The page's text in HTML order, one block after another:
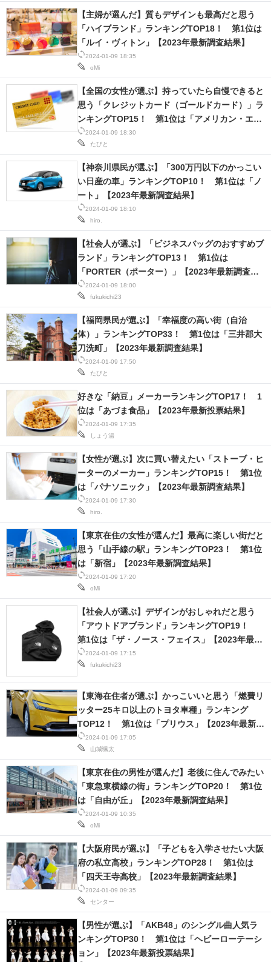
2024-01-09 18:35
oMi
【主婦が選んだ】質もデザインも最高だと思う
「ハイブランド」ランキングTOP18！ 第1位は
「ルイ・ヴィトン」【2023年最新調査結果】
2024-01-09 18:30
たびと
【全国の女性が選ぶ】持っていたら自慢できると
思う「クレジットカード（ゴールドカード）」ラ
ンキングTOP15！ 第1位は「アメリカン・エキ
スプレス・ゴールド・カード」【2023年最新調
査結果】
2024-01-09 18:10
hiro.
【神奈川県民が選ぶ】「300万円以下のかっこい
い日産の車」ランキングTOP10！ 第1位は「ノ
ート」【2023年最新調査結果】
2024-01-09 18:00
fukukichi23
【社会人が選ぶ】「ビジネスバッグのおすすめブ
ランド」ランキングTOP13！ 第1位は
「PORTER（ポーター）」【2023年最新調査結
果】
2024-01-09 17:50
たびと
【福岡県民が選ぶ】「幸福度の高い街（自治
体）」ランキングTOP33！ 第1位は「三井郡大
刀洗町」【2023年最新調査結果】
2024-01-09 17:35
しょう湯
好きな「納豆」メーカーランキングTOP17！ 1
位は「あづま食品」【2023年最新投票結果】
2024-01-09 17:30
hiro.
【女性が選ぶ】次に買い替えたい「ストーブ・ヒ
ーターのメーカー」ランキングTOP15！ 第1位
は「パナソニック」【2023年最新調査結果】
2024-01-09 17:20
oMi
【東京在住の女性が選んだ】最高に楽しい街だと
思う「山手線の駅」ランキングTOP23！ 第1位
は「新宿」【2023年最新調査結果】
2024-01-09 17:15
fukukichi23
【社会人が選ぶ】デザインがおしゃれだと思う
「アウトドアブランド」ランキングTOP19！
第1位は「ザ・ノース・フェイス」【2023年最新
調査結果】
2024-01-09 17:05
山城颯太
【東海在住者が選ぶ】かっこいいと思う「燃費リ
ッター25キロ以上のトヨタ車種」ランキング
TOP12！ 第1位は「プリウス」【2023年最新調
査結果】
2024-01-09 10:35
oMi
【東京在住の男性が選んだ】老後に住んでみたい
「東急東横線の街」ランキングTOP20！ 第1位
は「自由が丘」【2023年最新調査結果】
2024-01-09 09:35
センター
【大阪府民が選ぶ】「子どもを入学させたい大阪
府の私立高校」ランキングTOP28！ 第1位は
「四天王寺高校」【2023年最新調査結果】
【男性が選ぶ】「AKB48」のシングル曲人気ラ
ンキングTOP30！ 第1位は「ヘビーローテーシ
ョン」【2023年最新投票結果】